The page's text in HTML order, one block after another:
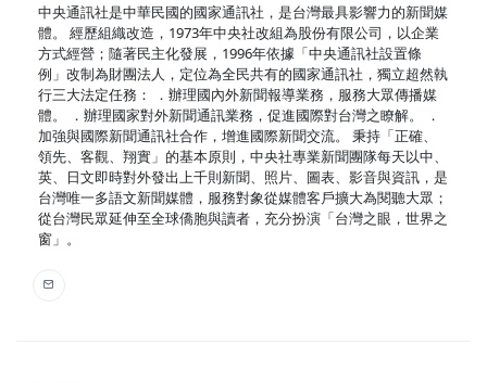
中央通訊社是中華民國的國家通訊社，是台灣最具影響力的新聞媒
體。 經歷組織改造，1973年中央社改組為股份有限公司，以企業
方式經營；隨著民主化發展，1996年依據「中央通訊社設置條
例」改制為財團法人，定位為全民共有的國家通訊社，獨立超然執
行三大法定任務： ．辦理國內外新聞報導業務，服務大眾傳播媒
體。 ．辦理國家對外新聞通訊業務，促進國際對台灣之瞭解。 ．
加強與國際新聞通訊社合作，增進國際新聞交流。 秉持「正確、
領先、客觀、翔實」的基本原則，中央社專業新聞團隊每天以中、
英、日文即時對外發出上千則新聞、照片、圖表、影音與資訊，是
台灣唯一多語文新聞媒體，服務對象從媒體客戶擴大為閱聽大眾；
從台灣民眾延伸至全球僑胞與讀者，充分扮演「台灣之眼，世界之
窗」。